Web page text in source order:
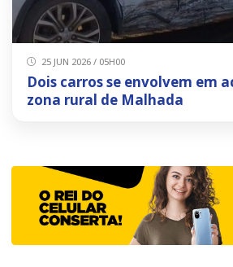
25 JUN 2026 / 05H00
Dois carros se envolvem em
zona rural de Malhada